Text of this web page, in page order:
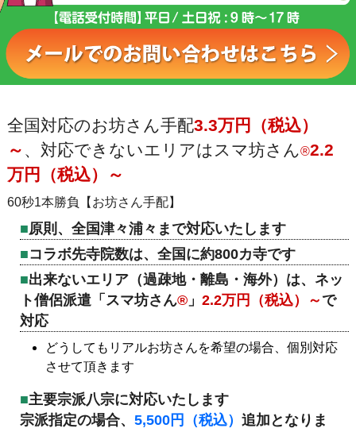
全国対応のお坊さん手配3.3万円（税込）
～ 、対応できないエリアはスマ坊さん®2.2
万円（税込）～
60秒1本勝負【お坊さん手配】
原則、全国津々浦々まで対応いたします
コラボ先寺院数は、全国に約800カ寺です
出来ないエリア（過疎地・離島・海外）は、ネッ
ト僧侶派遣「スマ坊さん®」 2.2万円（税込）～ で
対応
どうしてもリアルお坊さんを希望の場合、個別対応
させて頂きます
主要宗派八宗に対応いたします
宗派指定の場合、 5,500円（税込） 追加となりま